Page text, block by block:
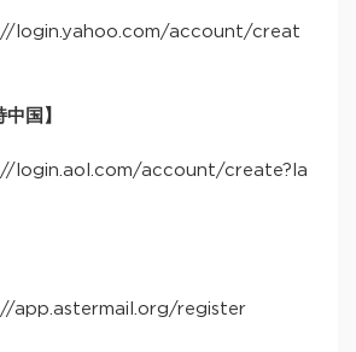
login.yahoo.com/account/creat
国】
login.aol.com/account/create?la
app.astermail.org/register